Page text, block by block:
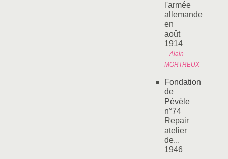
l'armée
allemande
en
août
1914
Alain
MORTREUX
Fondation
de
Pévèle
n°74
Repair
atelier
de...
1946